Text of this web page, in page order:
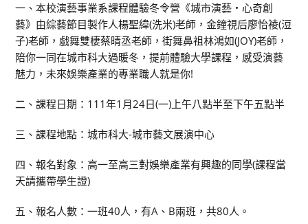
一、本校演藝事業系課程體驗冬令營《城市演藝‧心奇創
藝》由綜藝節目製作人楊聖緯(洗米)老師，金鐘視后廖怡裬(浢
子)老師，戲舞雙棲蔡晴丞老師，街舞鼻祖林鴻如(JOY)老師，
陪你一同在城市科大過暖冬，提前體驗大學課程，感受演藝
魅力，未來娛樂產業的專業職人就是你!
二、課程日期：111年1月24日(一)上午八點半至下午五點半
三、課程地點：城市科大-城市藝文展演中心
四、報名對象：高一至高三對娛樂產業有興趣的同學(課程當
天請攜帶學生證)
五、報名人數：一班40人，有A、B兩班，共80人。